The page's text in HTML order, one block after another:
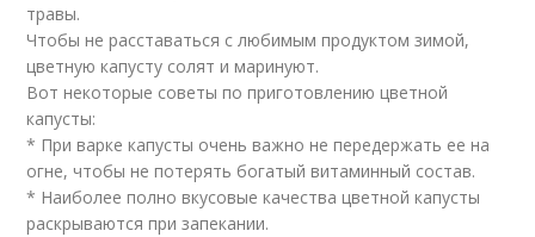
травы.
Чтобы не расставаться с любимым продуктом зимой,
цветную капусту солят и маринуют.
Вот некоторые советы по приготовлению цветной
капусты:
* При варке капусты очень важно не передержать ее на
огне, чтобы не потерять богатый витаминный состав.
* Наиболее полно вкусовые качества цветной капусты
раскрываются при запекании.